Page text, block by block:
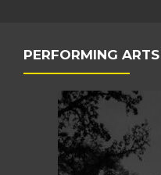
PERFORMING ARTS